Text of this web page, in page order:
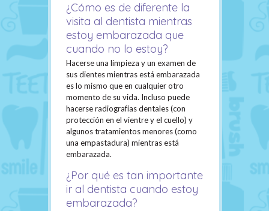
¿Cómo es de diferente la
visita al dentista mientras
estoy embarazada que
cuando no lo estoy?
Hacerse una limpieza y un examen de
sus dientes mientras está embarazada
es lo mismo que en cualquier otro
momento de su vida. Incluso puede
hacerse radiografías dentales (con
protección en el vientre y el cuello) y
algunos tratamientos menores (como
una empastadura) mientras está
embarazada.
¿Por qué es tan importante
ir al dentista cuando estoy
embarazada?